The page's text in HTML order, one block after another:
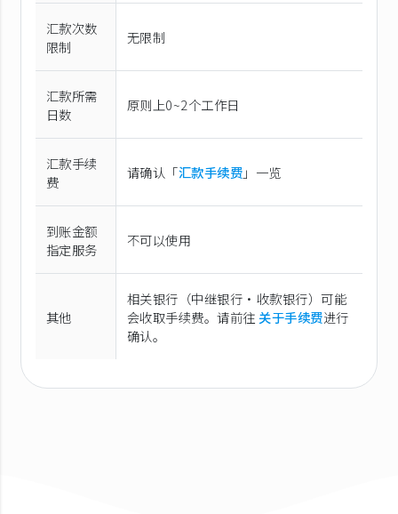
汇款次数
限制
无限制
汇款所需
日数
原则上0~2个工作日
汇款手续
费
请确认「汇款手续费」一览
到账金额
指定服务
不可以使用
其他
相关银行（中继银行·收款银行）可能
会收取手续费。请前往关于手续费进行
确认。